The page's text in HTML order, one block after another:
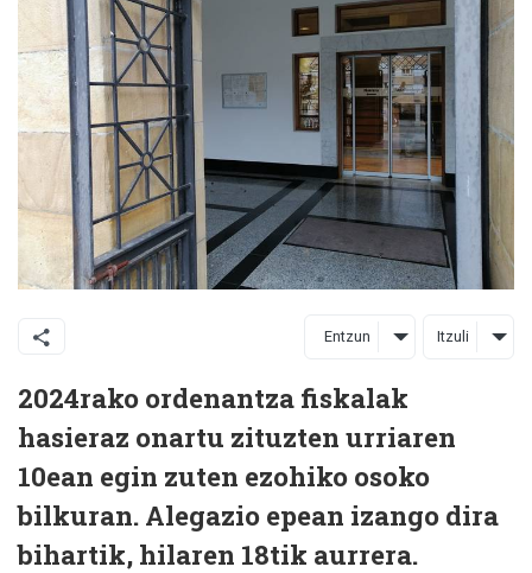
Entzun Itzuli
2024rako ordenantza fiskalak
hasieraz onartu zituzten urriaren
10ean egin zuten ezohiko osoko
bilkuran. Alegazio epean izango dira
bihartik, hilaren 18tik aurrera.